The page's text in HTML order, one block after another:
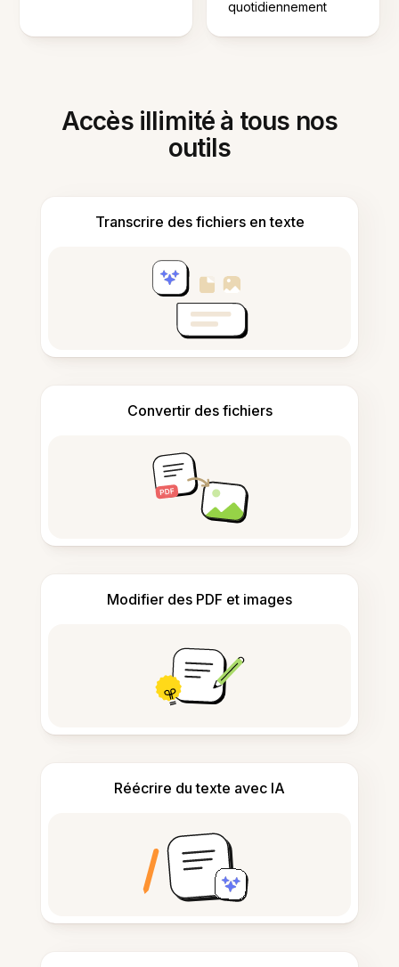
quotidiennement
Accès illimité à tous nos
outils
Transcrire des fichiers en texte
Convertir des fichiers
Modifier des PDF et images
Réécrire du texte avec IA